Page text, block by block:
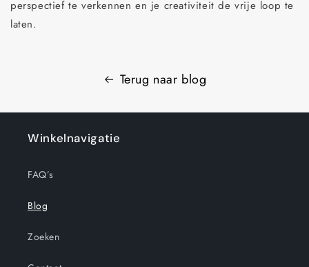
perspectief te verkennen en je creativiteit de vrije loop te
laten.
Terug naar blog
Winkelnavigatie
FAQ’s
Blog
Zoeken